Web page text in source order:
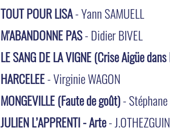
TOUT POUR LISA- Yann SAMUELL
M'ABANDONNE PAS- Didier BIVEL
LE SANG DE LA VIGNE (Crise Aigüe
HARCELEE- Virginie WAGON
MONGEVILLE (Faute de goût)-
JULIEN L’APPRENTI - Arte-